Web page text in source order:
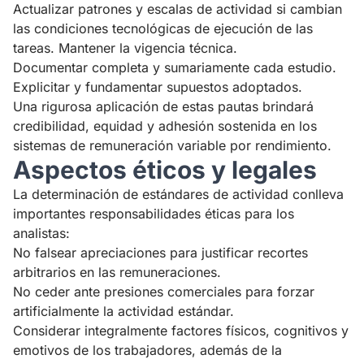
Actualizar patrones y escalas de actividad si cambian
las condiciones tecnológicas de ejecución de las
tareas. Mantener la vigencia técnica.
Documentar completa y sumariamente cada estudio.
Explicitar y fundamentar supuestos adoptados.
Una rigurosa aplicación de estas pautas brindará
credibilidad, equidad y adhesión sostenida en los
sistemas de remuneración variable por rendimiento.
Aspectos éticos y legales
La determinación de estándares de actividad conlleva
importantes responsabilidades éticas para los
analistas:
No falsear apreciaciones para justificar recortes
arbitrarios en las remuneraciones.
No ceder ante presiones comerciales para forzar
artificialmente la actividad estándar.
Considerar integralmente factores físicos, cognitivos y
emotivos de los trabajadores, además de la